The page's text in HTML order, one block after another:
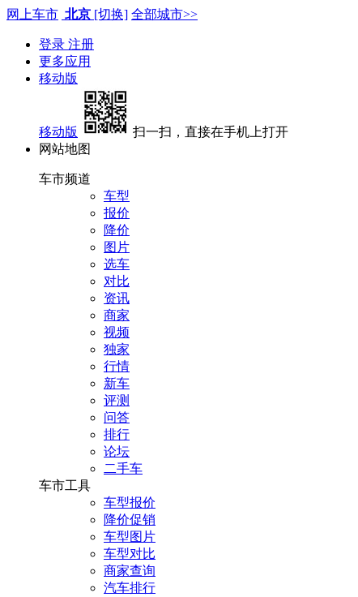
网上车市 北京 [切换] 全部城市>>
登录 注册
更多应用
移动版
移动版
扫一扫，直接在手机上打开
网站地图
车市频道
车型
报价
降价
图片
选车
对比
资讯
商家
视频
独家
行情
新车
评测
问答
排行
论坛
二手车
车市工具
车型报价
降价促销
车型图片
车型对比
商家查询
汽车排行